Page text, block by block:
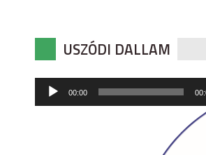
USZÓDI DALLAM
Audió
lejátszó
00:00